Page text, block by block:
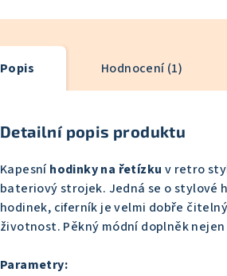
Popis Hodnocení (1)
Detailní popis produktu
Kapesníhodinky na řetízku v retro
bateriový strojek. Jedná se o stylové
hodinek, ciferník je velmi dobře
životnost. Pěkný módní doplněk nejen
Parametry: